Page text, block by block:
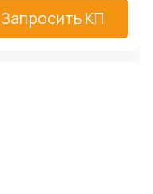
Запросить КП